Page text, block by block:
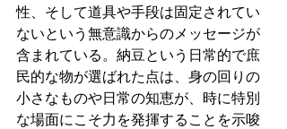
性、そして道具や手段は固定されてい
ないという無意識からのメッセージが
含まれている。納豆という日常的で庶
民的な物が選ばれた点は、身の回りの
小さなものや日常の知恵が、時に特別
な場面にこそ力を発揮することを示唆